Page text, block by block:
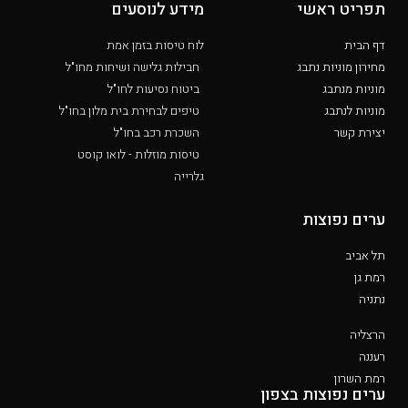
תפריט ראשי
דף הבית
מחירון מוניות נתבג
מוניות מנתבג
מוניות לנתבג
יצירת קשר
מידע לנוסעים
לוח טיסות בזמן אמת
חבילות גלישה ושיחות מחו"ל
ביטוח נסיעות לחו"ל
טיפים לבחירת בית מלון בחו"ל
השכרת רכב בחו"ל
טיסות מוזלות - לואו קוסט
גלרייה
ערים נפוצות
תל אביב
רמת גן
נתניה
הרצליה
רעננה
רמת השרון
ערים נפוצות בצפון